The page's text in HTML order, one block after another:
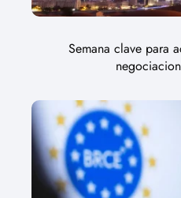
Semana clave para